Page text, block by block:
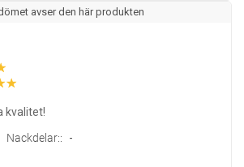
avser den här produkten
kvalitet!
Nackdelar: -